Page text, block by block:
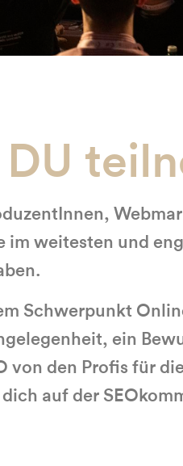
weitesten und
Schwerpunkt
ein
von den Profis für
auf der